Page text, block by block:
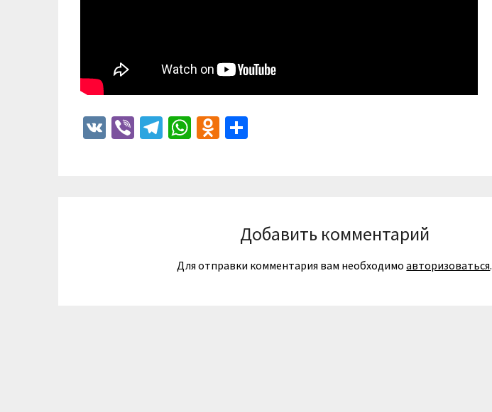
VK ViberTelegram
WhatsApp
Odnoklassniki
Добавить комментарий
Для отправки комментария вам необходимоавторизоваться.